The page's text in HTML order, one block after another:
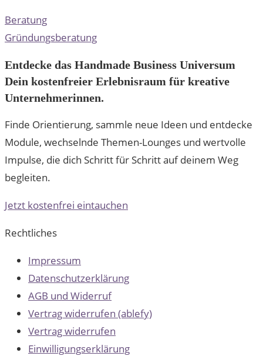
Beratung
Gründungsberatung
Entdecke das Handmade Business Universum
Dein kostenfreier Erlebnisraum für kreative
Unternehmerinnen.
Finde Orientierung, sammle neue Ideen und entdecke
Module, wechselnde Themen-Lounges und wertvolle
Impulse, die dich Schritt für Schritt auf deinem Weg
begleiten.
Jetzt kostenfrei eintauchen
Rechtliches
Impressum
Datenschutzerklärung
AGB und Widerruf
Vertrag widerrufen (ablefy)
Vertrag widerrufen
Einwilligungserklärung